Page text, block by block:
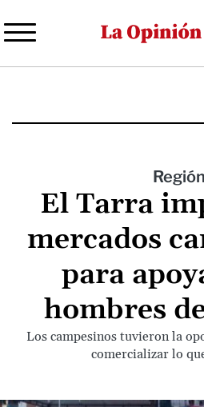
al
Región
El Tarra
mercados
para
hombres
Los campesinos tuvieron la
comercializar lo